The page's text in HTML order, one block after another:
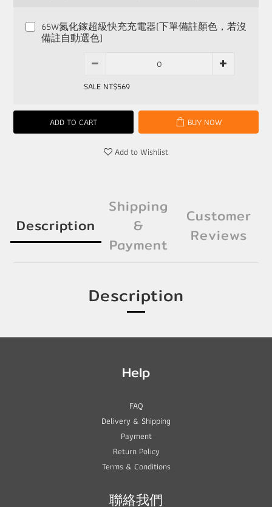
65W氮化鎵超級快充充電器(下單備註顏色，若沒
備註自動選色)
SALE NT$569
ADD TO CART BUY NOW
Add to Wishlist
Description
Shipping
&
Payment
Customer
Reviews
Description
Help
FAQ
Delivery & Shipping
Payment
Return Policy
Terms & Conditions
聯絡我們